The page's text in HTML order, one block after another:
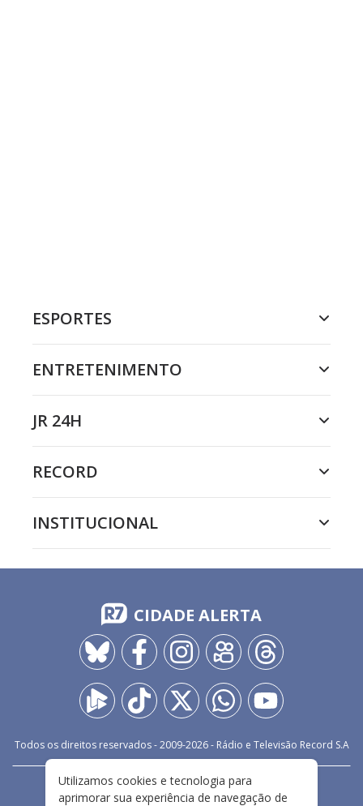
ESPORTES
ENTRETENIMENTO
JR 24H
RECORD
INSTITUCIONAL
CIDADE ALERTA
Todos os direitos reservados - 2009-2026- Rádio e Televisão Record S.A
FALE CONOSCO
PRIVACIDADE
Utilizamos cookies e tecnologia para
aprimorar sua experiência de navegação de